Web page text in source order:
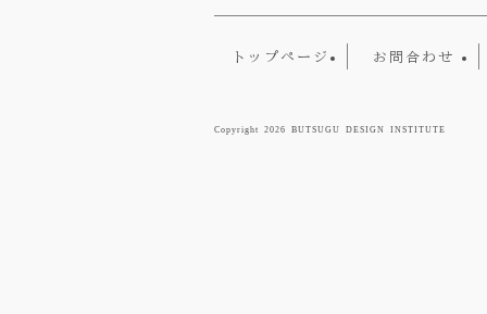
トップページ お問合わせ
Copyright 2026 BUTSUGU DESIGN INSTITUTE